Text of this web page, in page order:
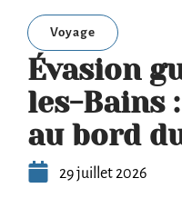
Voyage
Évasion
les-Bains
au bord
29 juillet 2026